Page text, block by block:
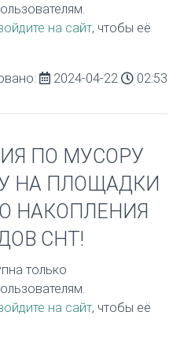
на сайт, чтобы её
2024-04-22 02:53
ПО МУСОРУ
НА ПЛОЩАДКИ
НАКОПЛЕНИЯ
СНТ!
только
на сайт, чтобы её